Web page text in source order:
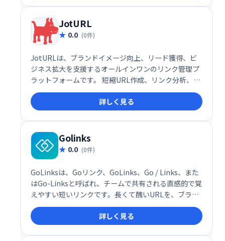
JotURL
0.0 (0件)
JotURLは、ブランドイメージ向上、リード獲得、ビ
ジネス拡大を支援するオールインワンのリンク管理プ
ラットフォームです。 短縮URL作成、リンク分析、キ
ャンペーン追跡など、マーケティング活動を効率化
し、効果測定を容易にします。ビジネス成長を加速さ
せる強力なツールとして、ぜひご活用ください。
詳しく見る
Golinks
0.0 (0件)
GoLinksは、Goリンク、GoLinks、Go / Links、また
はGo-Linksと呼ばれ、チームで共有される直感的で覚
えやすい短いリンクです。長くて醜いURLを、ブラウ
ザ、電子メール、チャット、会話で直接使用できる人
間が読める形式のリンクに変換します。
詳しく見る